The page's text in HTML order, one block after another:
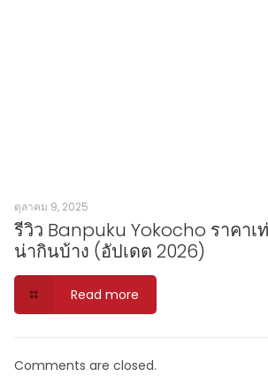
ตุลาคม 9, 2025
รีวิว Banpuku Yokocho ราคาเ
น่ากินบ้าง (อัปเดต 2026)
Read more
Comments are closed.